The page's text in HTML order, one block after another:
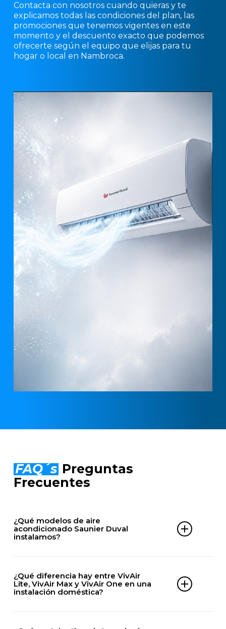
Contacta con nosotros cuando quieras y te
explicamos todas las condiciones del plan, las
promociones que tenemos vigentes en este
momento y el descuento exacto que podemos
ofrecerte según el equipo que elijas para tu
hogar o local en Nambroca.
FAQ´s Preguntas
Frecuentes
¿Qué modelos de aire
acondicionado Saunier Duval
instalamos?
VivAir Max
¿Qué diferencia hay entre VivAir
Lite, VivAir Max y VivAir One en una
instalación doméstica?